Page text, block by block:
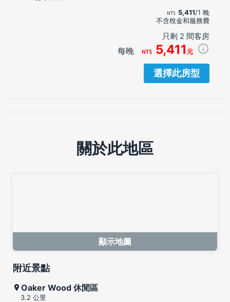
5,411/1 晚
不含稅金和服務費
只剩 2 間客房
每晚 5,411 元
選擇此房型
關於此地區
顯示地圖
附近景點
Oaker Wood 休閒區
3.2 公里